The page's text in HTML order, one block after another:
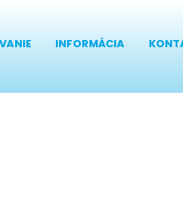
INFORMÁCIA